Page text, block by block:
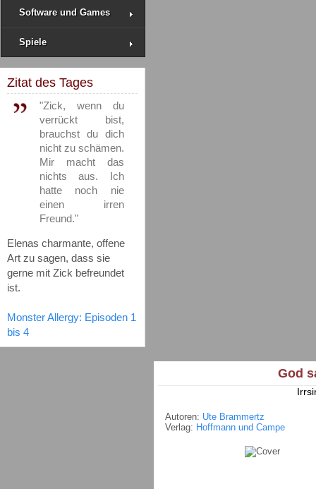
Software und Games
Spiele
Zitat des Tages
"Zick, wenn du
verrückt bist,
brauchst du dich
nicht zu schämen.
Mir macht das
nichts aus. Ich
hatte noch nie
einen irren
Freund."
Elenas charmante, offene
Art zu sagen, dass sie
gerne mit Zick befreundet
ist.
Monster Allergy: Episoden 1
bis 4
God
Autoren: Ute Brammertz
Verlag: Hoffmann und Campe